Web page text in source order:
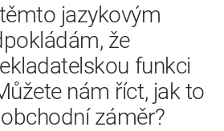
jazykovým
že
funkci
nám říct, jak to
záměr?